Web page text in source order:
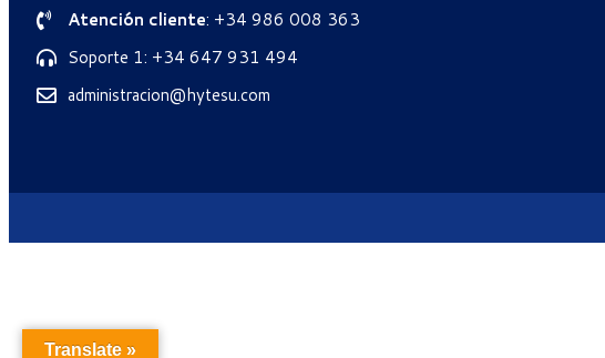
Atención cliente: +34 986 008 363
Soporte 1: +34 647 931 494
administracion@hytesu.com
Translate »